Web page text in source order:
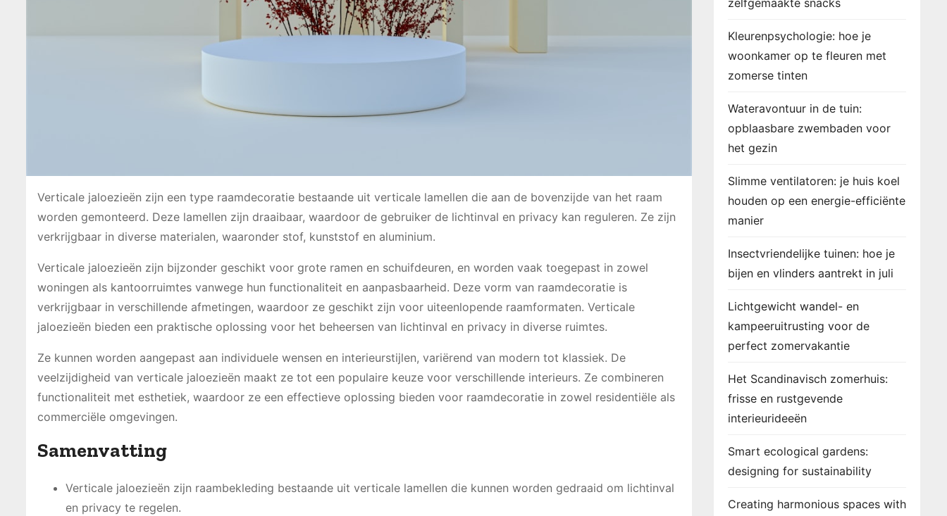
Verticale jaloezieën zijn een type raamdecoratie bestaande uit verticale lamellen die aan de bovenzijde van het raam
worden gemonteerd. Deze lamellen zijn draaibaar, waardoor de gebruiker de lichtinval en privacy kan reguleren. Ze zijn
verkrijgbaar in diverse materialen, waaronder stof, kunststof en aluminium.
Verticale jaloezieën zijn bijzonder geschikt voor grote ramen en schuifdeuren, en worden vaak toegepast in zowel
woningen als kantoorruimtes vanwege hun functionaliteit en aanpasbaarheid. Deze vorm van raamdecoratie is
verkrijgbaar in verschillende afmetingen, waardoor ze geschikt zijn voor uiteenlopende raamformaten. Verticale
jaloezieën bieden een praktische oplossing voor het beheersen van lichtinval en privacy in diverse ruimtes.
Ze kunnen worden aangepast aan individuele wensen en interieurstijlen, variërend van modern tot klassiek. De
veelzijdigheid van verticale jaloezieën maakt ze tot een populaire keuze voor verschillende interieurs. Ze combineren
functionaliteit met esthetiek, waardoor ze een effectieve oplossing bieden voor raamdecoratie in zowel residentiële als
commerciële omgevingen.
Samenvatting
Verticale jaloezieën zijn raambekleding bestaande uit verticale lamellen die kunnen worden gedraaid om lichtinval
en privacy te regelen.
zelfgemaakte snacks
Kleurenpsychologie: hoe je
woonkamer op te fleuren met
zomerse tinten
Wateravontuur in de tuin:
opblaasbare zwembaden voor
het gezin
Slimme ventilatoren: je huis koel
houden op een energie-efficiënte
manier
Insectvriendelijke tuinen: hoe je
bijen en vlinders aantrekt in juli
Lichtgewicht wandel- en
kampeeruitrusting voor de
perfect zomervakantie
Het Scandinavisch zomerhuis:
frisse en rustgevende
interieurideeën
Smart ecological gardens:
designing for sustainability
Creating harmonious spaces with